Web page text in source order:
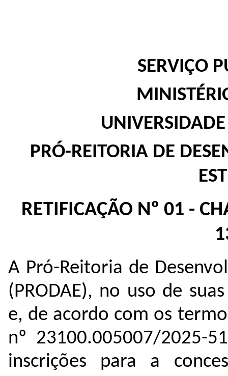
SERVIÇO
PRÓ-REITORIA DE
RETIFICAÇÃO Nº 01 -
A Pró-Reitoria de
(PRODAE), no uso de
e, de acordo com os
nº 23100.005007/2025-51
inscrições para a